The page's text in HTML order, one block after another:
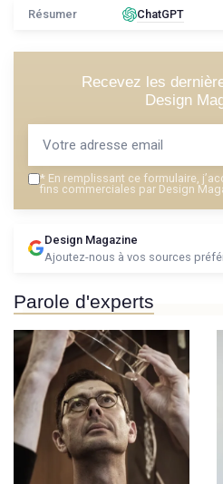
Résumer ChatGPT
Recevez les
Design
* En remplissant ce formulaire,
fins commerciales par Design
Design Magazine
Ajoutez-nous à vos sources
Parole d'experts